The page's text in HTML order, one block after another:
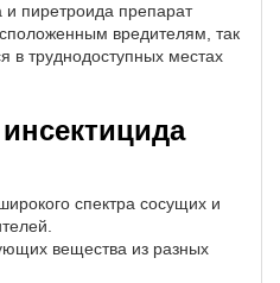
пиретроида препарат
вредителям, так
в труднодоступных местах
спектра сосущих и
вещества из разных